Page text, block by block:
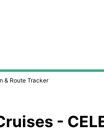
& Route Tracker
-